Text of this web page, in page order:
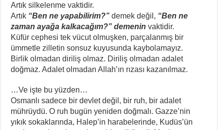
Artık silkelenme vaktidir.
Artık “Ben ne yapabilirim?” demek değil, “Ben ne
zaman ayağa kalkacağım?” demeninvaktidir.
Küfür cephesi tek vücut olmuşken, parçalanmış bir
ümmetle zilletin sonsuz kuyusunda kaybolamayız.
Birlik olmadan diriliş olmaz. Diriliş olmadan adalet
doğmaz. Adalet olmadan Allah’ın rızası kazanılmaz.
…Ve işte bu yüzden…
Osmanlı sadece bir devlet değil, bir ruh, bir adalet
mührüydü. O ruh bugün yeniden doğmalı. Gazze’nin
yıkık sokaklarında, Halep’in harabelerinde, Kudüs’ün